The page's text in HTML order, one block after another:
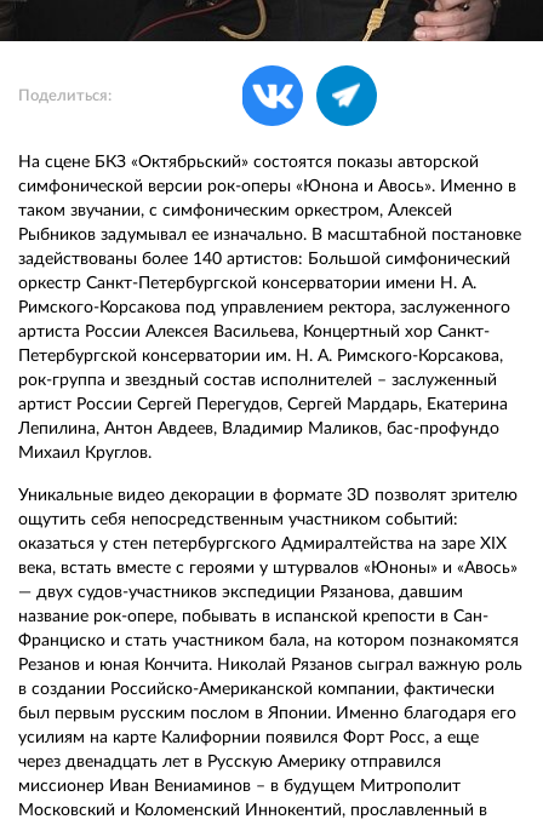
Поделиться:
На сцене БКЗ «Октябрьский» состоятся показы авторской
симфонической версии рок-оперы «Юнона и Авось». Именно в
таком звучании, с симфоническим оркестром, Алексей
Рыбников задумывал ее изначально. В масштабной постановке
задействованы более 140 артистов: Большой симфонический
оркестр Санкт-Петербургской консерватории имени Н. А.
Римского-Корсакова под управлением ректора, заслуженного
артиста России Алексея Васильева, Концертный хор Санкт-
Петербургской консерватории им. Н. А. Римского-Корсакова,
рок-группа и звездный состав исполнителей – заслуженный
артист России Сергей Перегудов, Сергей Мардарь, Екатерина
Лепилина, Антон Авдеев, Владимир Маликов, бас-профундо
Михаил Круглов.
Уникальные видео декорации в формате 3D позволят зрителю
ощутить себя непосредственным участником событий:
оказаться у стен петербургского Адмиралтейства на заре XIX
века, встать вместе с героями у штурвалов «Юноны» и «Авось»
— двух судов-участников экспедиции Рязанова, давшим
название рок-опере, побывать в испанской крепости в Сан-
Франциско и стать участником бала, на котором познакомятся
Резанов и юная Кончита. Николай Рязанов сыграл важную роль
в создании Российско-Американской компании, фактически
был первым русским послом в Японии. Именно благодаря его
усилиям на карте Калифорнии появился Форт Росс, а еще
через двенадцать лет в Русскую Америку отправился
миссионер Иван Вениаминов – в будущем Митрополит
Московский и Коломенский Иннокентий, прославленный в